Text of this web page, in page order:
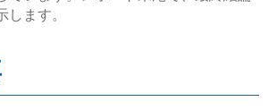
します。